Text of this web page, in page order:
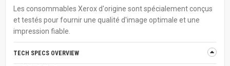
Les consommables Xerox d'origine sont spécialement conçus
et testés pour fournir une qualité d'image optimale et une
impression fiable.
TECH SPECS OVERVIEW